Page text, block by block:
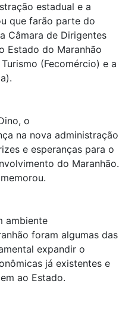
estadual e a
que farão parte do
Câmara de Dirigentes
Estado do Maranhão
(Fecomércio) e a
o
na nova administração
e esperanças para o
do Maranhão.
ambiente
foram algumas das
expandir o
já existentes e
ao Estado.